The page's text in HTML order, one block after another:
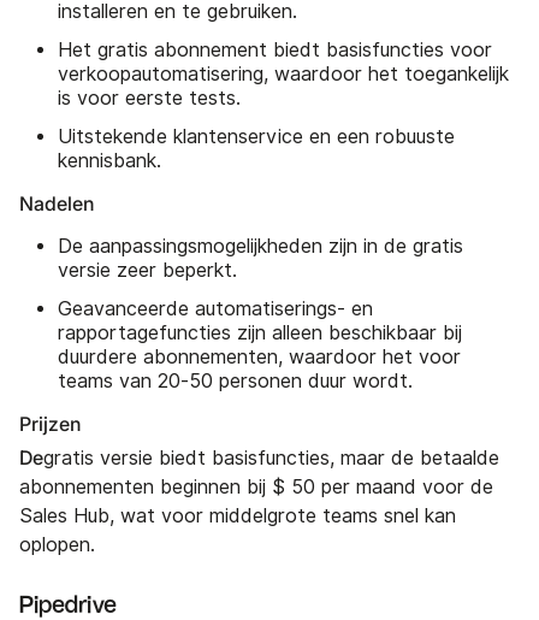
installeren en te gebruiken.
Het gratis abonnement biedt basisfuncties voor
verkoopautomatisering, waardoor het toegankelijk
is voor eerste tests.
Uitstekende klantenservice en een robuuste
kennisbank.
Nadelen
De aanpassingsmogelijkheden zijn in de gratis
versie zeer beperkt.
Geavanceerde automatiserings- en
rapportagefuncties zijn alleen beschikbaar bij
duurdere abonnementen, waardoor het voor
teams van 20-50 personen duur wordt.
Prijzen
Degratis versie biedt basisfuncties, maar de betaalde
abonnementen beginnen bij $ 50 per maand voor de
Sales Hub, wat voor middelgrote teams snel kan
oplopen.
Pipedrive